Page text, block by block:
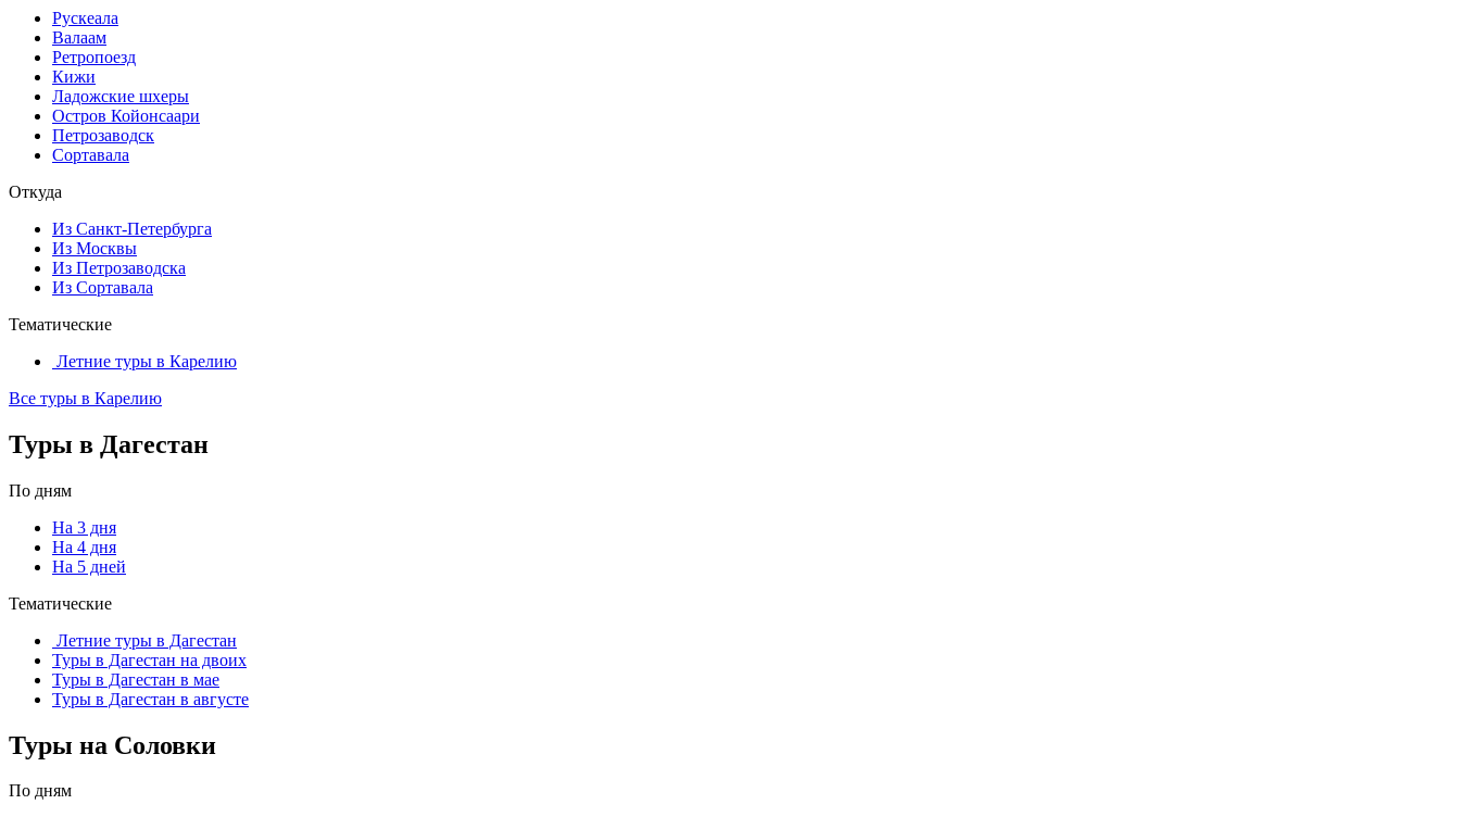
Рускеала
Валаам
Ретропоезд
Кижи
Ладожские шхеры
Остров Койонсаари
Петрозаводск
Сортавала
Откуда
Из Санкт-Петербурга
Из Москвы
Из Петрозаводска
Из Сортавала
Тематические
Летние туры в Карелию
Все туры в Карелию
Туры в Дагестан
По дням
На 3 дня
На 4 дня
На 5 дней
Тематические
Летние туры в Дагестан
Туры в Дагестан на двоих
Туры в Дагестан в мае
Туры в Дагестан в августе
Туры на Соловки
По дням